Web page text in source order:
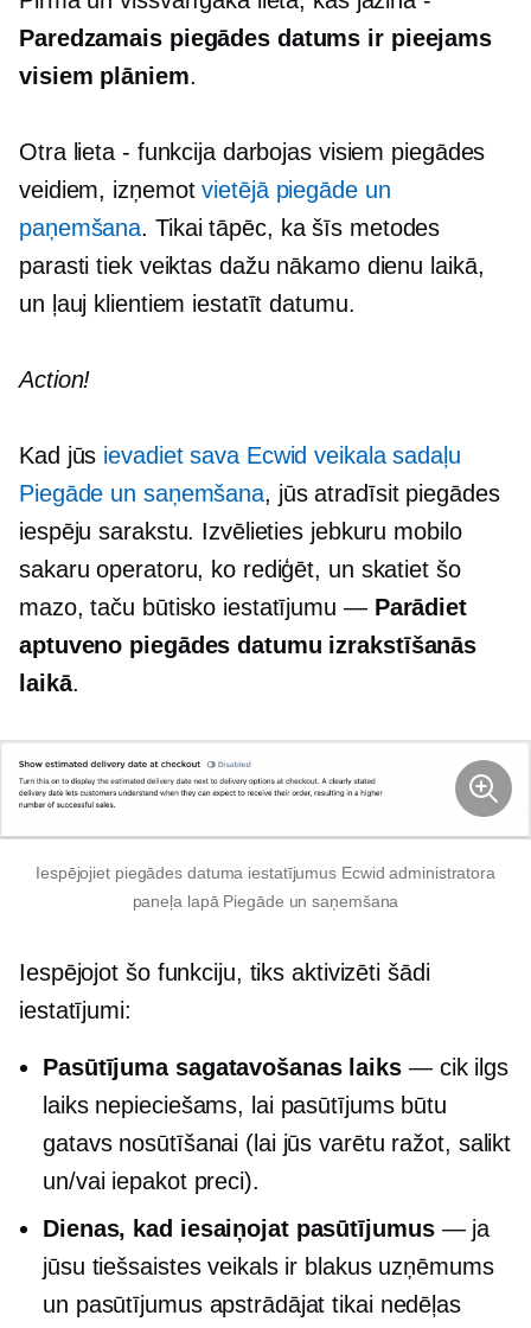
Paredzamais piegādes datums ir pieejams
visiem plāniem.
Otra lieta - funkcija darbojas visiem piegādes
veidiem, izņemotvietējā piegāde un
paņemšana. Tikai tāpēc, ka šīs metodes
parasti tiek veiktas dažu nākamo dienu laikā,
un ļauj klientiem iestatīt datumu.
Action!
Kad jūs ievadiet sava Ecwid veikala sadaļu
Piegāde un saņemšana, jūs atradīsit piegādes
iespēju sarakstu. Izvēlieties jebkuru mobilo
sakaru operatoru, ko rediģēt, un skatiet šo
mazo, taču būtisko iestatījumu — Parādiet
aptuveno piegādes datumu izrakstīšanās
laikā.
Iespējojiet piegādes datuma iestatījumus Ecwid administratora
paneļa lapā Piegāde un saņemšana
Iespējojot šo funkciju, tiks aktivizēti šādi
iestatījumi:
Pasūtījuma sagatavošanas laiks — cik ilgs
laiks nepieciešams, lai pasūtījums būtu
gatavs nosūtīšanai (lai jūs varētu ražot, salikt
un/vai iepakot preci).
Dienas, kad iesaiņojat pasūtījumus— ja
jūsu tiešsaistes veikals ir blakus uzņēmums
un pasūtījumus apstrādājat tikai nedēļas